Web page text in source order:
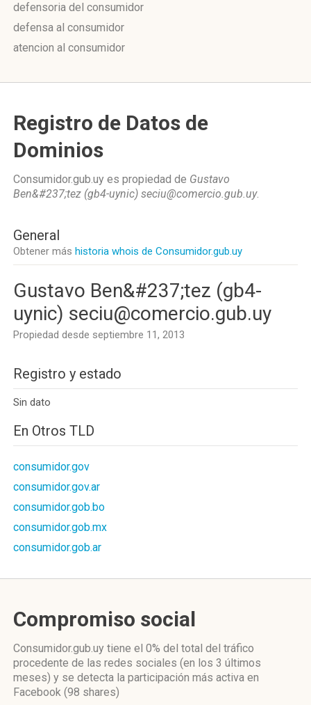
defensoria del consumidor
defensa al consumidor
atencion al consumidor
Registro de Datos de
Dominios
Consumidor.gub.uy es propiedad de Gustavo
Ben&#237;tez (gb4-uynic) seciu@comercio.gub.uy.
General
Obtener más historia whois de Consumidor.gub.uy
Gustavo Ben&#237;tez (gb4-
uynic) seciu@comercio.gub.uy
Propiedad desde septiembre 11, 2013
Registro y estado
Sin dato
En Otros TLD
consumidor.gov
consumidor.gov.ar
consumidor.gob.bo
consumidor.gob.mx
consumidor.gob.ar
Compromiso social
Consumidor.gub.uy tiene el 0% del total del tráfico
procedente de las redes sociales (en los 3 últimos
meses) y se detecta la participación más activa en
Facebook (98 shares)